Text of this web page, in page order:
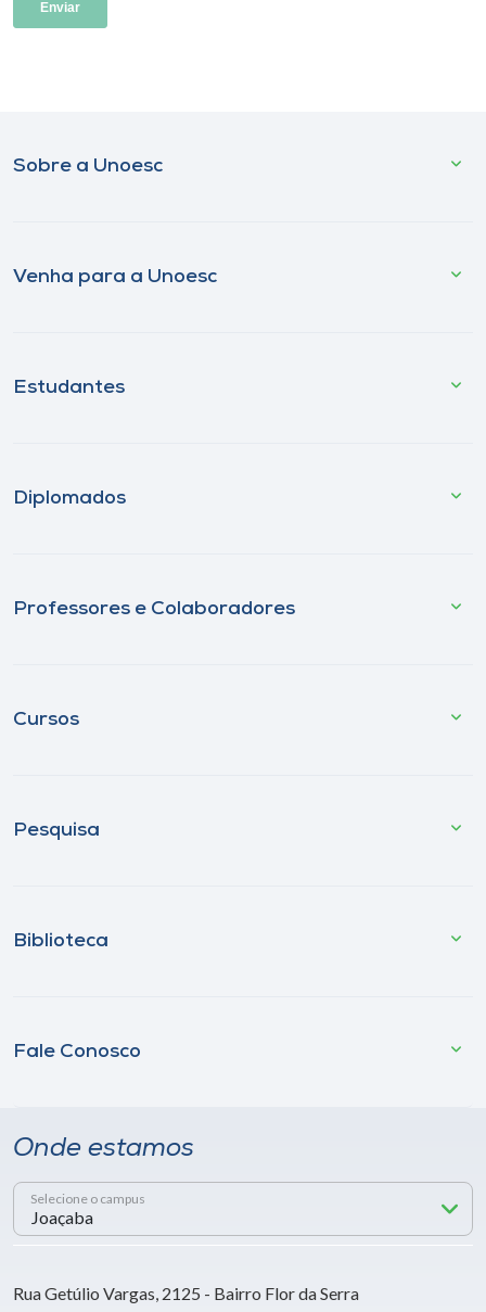
Sobre a Unoesc
Venha para a Unoesc
Estudantes
Diplomados
Professores e Colaboradores
Cursos
Pesquisa
Biblioteca
Fale Conosco
Onde estamos
Selecione o campus
Rua Getúlio Vargas, 2125 - Bairro Flor da Serra